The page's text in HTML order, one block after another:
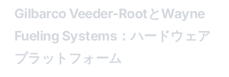
Gilbarco Veeder-RootとWayne
Fueling Systems：ハードウェア
プラットフォーム